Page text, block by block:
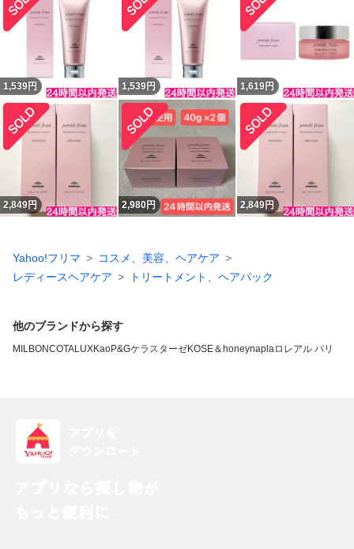
1,539円 1,539円 1,619円
2,849円 2,980円 2,849円
Yahoo!フリマ
コスメ、美容、ヘアケア
レディースヘアケア
トリートメント、ヘアパック
他のブランドから探す
MILBONCOTALUXKaoP&GケラスターゼKOSE＆honeynaplaロレアル パリ